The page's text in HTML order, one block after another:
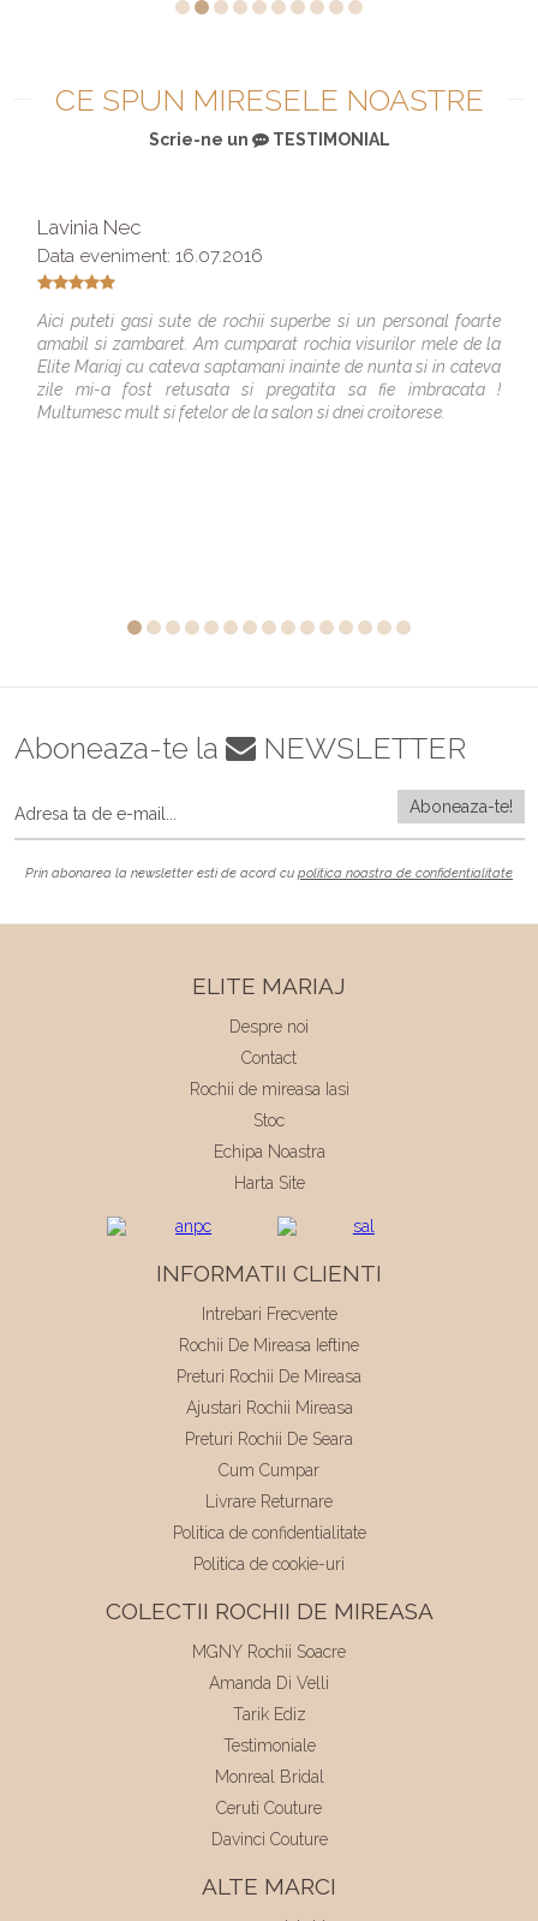
CE SPUN MIRESELE NOASTRE
Scrie-ne un TESTIMONIAL
Lavinia Nec
Data eveniment: 16.07.2016
Aici puteti gasi sute de rochii superbe si un personal foarte
amabil si zambaret. Am cumparat rochia visurilor mele de la
Elite Mariaj cu cateva saptamani inainte de nunta si in cateva
zile mi-a fost retusata si pregatita sa fie imbracata !
Multumesc mult si fetelor de la salon si dnei croitorese.
Aboneaza-te la NEWSLETTER
Prin abonarea la newsletter esti de acord cu politica noastra de confidentialitate
ELITE MARIAJ
Despre noi
Contact
Rochii de mireasa Iasi
Stoc
Echipa Noastra
Harta Site
INFORMATII CLIENTI
Intrebari Frecvente
Rochii De Mireasa Ieftine
Preturi Rochii De Mireasa
Ajustari Rochii Mireasa
Preturi Rochii De Seara
Cum Cumpar
Livrare Returnare
Politica de confidentialitate
Politica de cookie-uri
COLECTII ROCHII DE MIREASA
MGNY Rochii Soacre
Amanda Di Velli
Tarik Ediz
Testimoniale
Monreal Bridal
Ceruti Couture
Davinci Couture
ALTE MARCI